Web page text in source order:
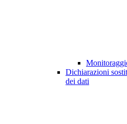
Dichiarazioni
dei dati